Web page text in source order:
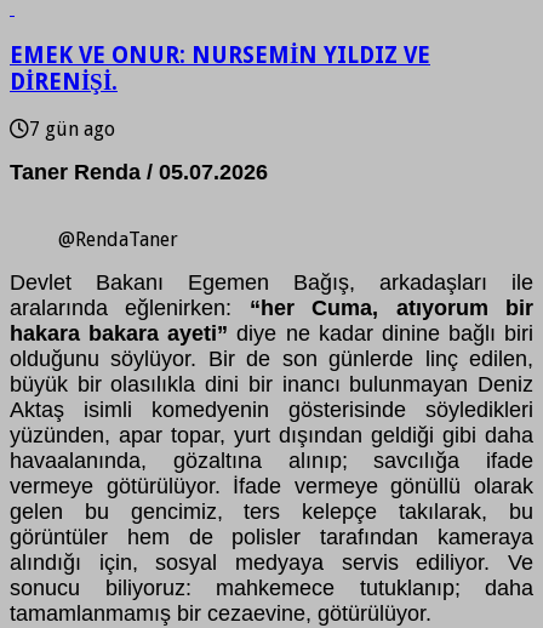
EMEK VE ONUR: NURSEMİN YILDIZ VE
DİRENİŞİ.
7 gün ago
Taner Renda / 05.07.2026
@RendaTaner
Devlet Bakanı Egemen Bağış, arkadaşları ile
aralarında eğlenirken: “her Cuma, atıyorum bir
hakara bakara ayeti” diye ne kadar dinine bağlı biri
olduğunu söylüyor. Bir de son günlerde linç edilen,
büyük bir olasılıkla dini bir inancı bulunmayan Deniz
Aktaş isimli komedyenin gösterisinde söyledikleri
yüzünden, apar topar, yurt dışından geldiği gibi daha
havaalanında, gözaltına alınıp; savcılığa ifade
vermeye götürülüyor. İfade vermeye gönüllü olarak
gelen bu gencimiz, ters kelepçe takılarak, bu
görüntüler hem de polisler tarafından kameraya
alındığı için, sosyal medyaya servis ediliyor. Ve
sonucu biliyoruz: mahkemece tutuklanıp; daha
tamamlanmamış bir cezaevine, götürülüyor.